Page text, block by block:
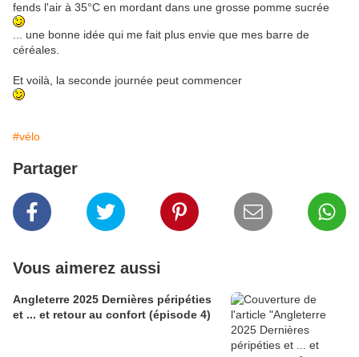
fends l'air à 35°C en mordant dans une grosse pomme sucrée
... une bonne idée qui me fait plus envie que mes barre de
céréales.
Et voilà, la seconde journée peut commencer
#vélo
Partager
Vous aimerez aussi
Angleterre 2025 Dernières péripéties
et ... et retour au confort (épisode 4)